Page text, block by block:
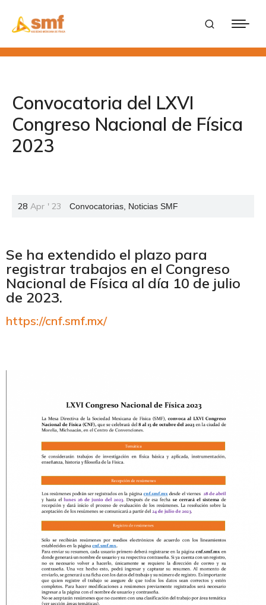
Convocatoria del LXVI
Congreso Nacional de Física
2023
28 Apr ' 23 Convocatorias Noticias SMF
Se ha extendido el plazo para
registrar trabajos en el Congreso
Nacional de Física al día 10 de julio
de 2023.
https://cnf.smf.mx/